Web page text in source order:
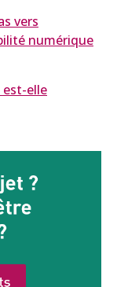
vers
numérique
est-elle